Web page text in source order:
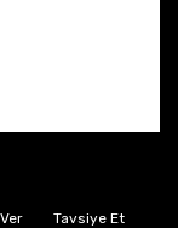
Tavsiye Et